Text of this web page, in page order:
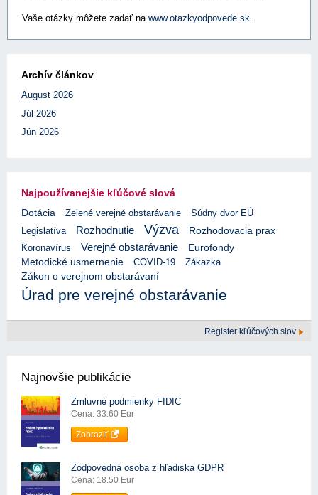
Vaše otázky môžete zadať na www.otazkyodpovede.sk.
Archív článkov
August 2026
Júl 2026
Jún 2026
Najpoužívanejšie kľúčové slová
Dotácia Zelené verejné obstarávanie
Súdny dvor EÚ
Legislatíva
Rozhodnutie Výzva Rozhodovacia prax
Koronavírus Verejné obstarávanie Eurofondy
Metodické usmernenie COVID-19
Zákazka
Zákon o verejnom obstarávaní
Úrad pre verejné obstarávanie
Register kľúčových slov
Najnovšie publikácie
Zmluvné podmienky FIDIC
Cena: 33.60 Eur
Zobraziť
Zodpovedná osoba z hľadiska GDPR
Cena: 18.50 Eur